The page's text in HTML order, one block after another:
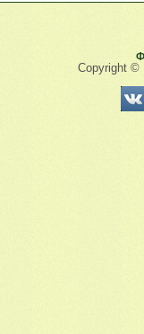
Copyright ©